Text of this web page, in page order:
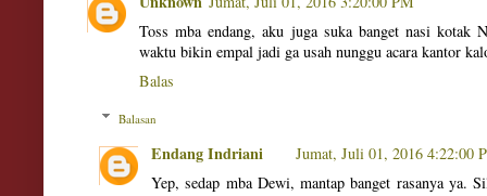
Toss mba endang, aku juga suka banget nasi kotak
waktu bikin empal jadi ga usah nunggu acara kantor
Balas
Balasan
Endang Indriani
Jumat, Juli 01, 2016 4:22:00
Yep, sedap mba Dewi, mantap banget rasanya ya.